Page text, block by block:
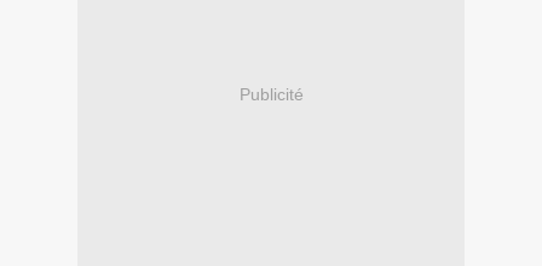
Publicité